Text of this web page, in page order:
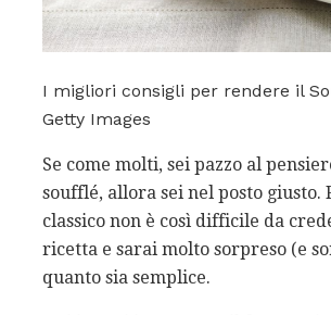
I migliori consigli per rendere il
Getty Images
Se come molti, sei pazzo al
soufflé, allora sei nel posto giusto.
classico non è così difficile da
ricetta e sarai molto sorpreso (e
quanto sia semplice.